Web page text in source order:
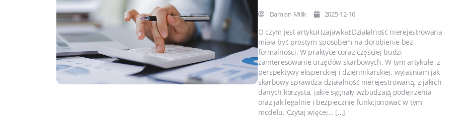
Damian Milik 2025-12-16
O czym jest artykuł (zajawka):Działalność nierejestrowana
miała być prostym sposobem na dorobienie bez
formalności. W praktyce coraz częściej budzi
zainteresowanie urzędów skarbowych. W tym artykule, z
perspektywy eksperckiej i dziennikarskiej, wyjaśniam jak
skarbowy sprawdza działalność nierejestrowaną, z jakich
danych korzysta, jakie sygnały wzbudzają podejrzenia
oraz jak legalnie i bezpiecznie funkcjonować w tym
modelu. Czytaj więcej… […]